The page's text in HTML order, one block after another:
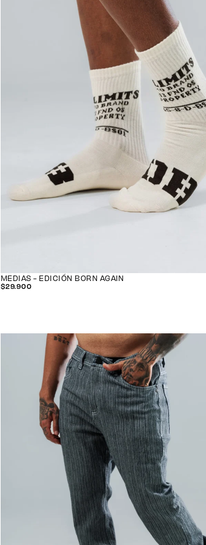
MEDIAS - EDICIÓN BORN AGAIN
$29.900
PRECIO
$29.900
El
está
Aún no